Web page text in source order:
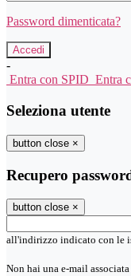
Password dimenticata?
-
Entra con SPID Entra
Seleziona utente
button close ×
Recupero
button close ×
all'indirizzo indicato con le
Non hai una e-mail